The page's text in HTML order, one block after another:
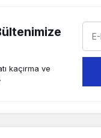
kaçırma ve